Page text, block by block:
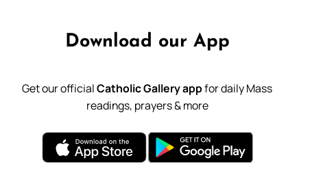
Download our App
Get our officialCatholic Gallery appfor daily Mass
readings, prayers & more